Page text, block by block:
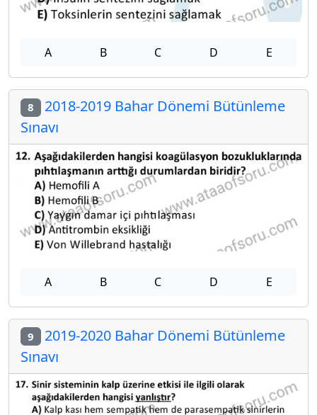
A B C D E
8 2018-2019 Bahar Dönemi Bütünleme
Sınavı
A B C D E
9 2019-2020 Bahar Dönemi Bütünleme
Sınavı